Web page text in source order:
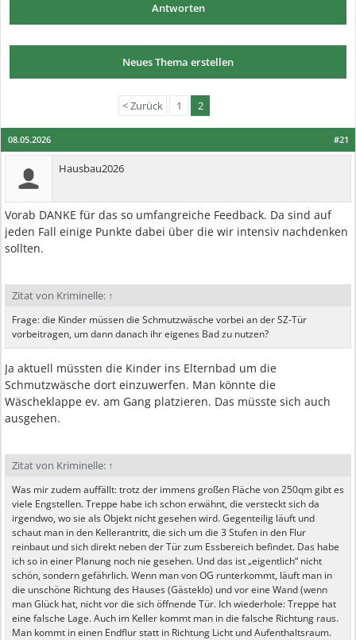
Antworten
Neues Thema erstellen
< Zurück 1 2
#21
08.05.2026
Hausbau2026
Vorab DANKE für das so umfangreiche Feedback. Da sind auf
jeden Fall einige Punkte dabei über die wir intensiv nachdenken
sollten.
Zitat von Kriminelle: ↑
Frage: die Kinder müssen die Schmutzwäsche vorbei an der SZ-Tür
vorbeitragen, um dann danach ihr eigenes Bad zu nutzen?
Ja aktuell müssten die Kinder ins Elternbad um die
Schmutzwäsche dort einzuwerfen. Man könnte die
Wäscheklappe ev. am Gang platzieren. Das müsste sich auch
ausgehen.
Zitat von Kriminelle: ↑
Was mir zudem auffällt: trotz der immens großen Fläche von 250qm gibt es
viele Engstellen. Treppe habe ich schon erwähnt, die versteckt sich da
irgendwo, wo sie als Objekt nicht gesehen wird. Gegenteilig läuft und
schaut man in den Kellerantritt, die sich um die 3 Stufen in den Flur
reinbaut und sich direkt neben der Tür zum Essbereich befindet. Das habe
ich so in einer Planung noch nie gesehen. Und das ist „eigentlich“ nicht
schön, sondern gefährlich. Wenn man von OG runterkommt, läuft man in
die unschöne Richtung des Hauses (Gästeklo) und vor eine Wand (wenn
man Glück hat, nicht vor die sich öffnende Tür. Ich wiederhole: Treppe hat
eine falsche Lage. Auch im Keller kommt man in die falsche Richtung raus.
Man kommt in einen Endflur statt in Richtung Licht und Aufenthaltsraum.